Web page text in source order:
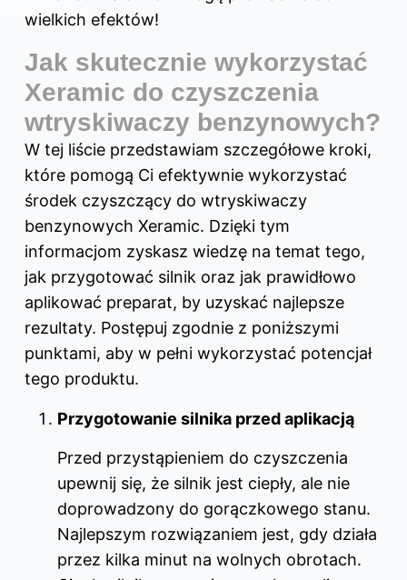
wielkich efektów!
Jak skutecznie wykorzystać
Xeramic do czyszczenia
wtryskiwaczy benzynowych?
W tej liście przedstawiam szczegółowe kroki,
które pomogą Ci efektywnie wykorzystać
środek czyszczący do wtryskiwaczy
benzynowych Xeramic. Dzięki tym
informacjom zyskasz wiedzę na temat tego,
jak przygotować silnik oraz jak prawidłowo
aplikować preparat, by uzyskać najlepsze
rezultaty. Postępuj zgodnie z poniższymi
punktami, aby w pełni wykorzystać potencjał
tego produktu.
Przygotowanie silnika przed aplikacją
Przed przystąpieniem do czyszczenia
upewnij się, że silnik jest ciepły, ale nie
doprowadzony do gorączkowego stanu.
Najlepszym rozwiązaniem jest, gdy działa
przez kilka minut na wolnych obrotach.